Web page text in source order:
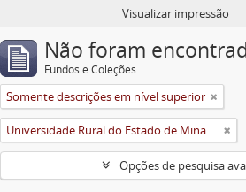
Visualizar impressão
Não foram
Fundos e Coleções
Somente descrições em nível superior
Universidade Rural do Estado de Minas Gerais (Uremg)
Opções de pesquisa